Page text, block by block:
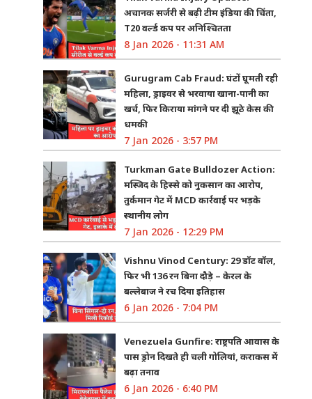
अचानक सर्जरी से बढ़ी टीम इंडिया की चिंता,
T20 वर्ल्ड कप पर अनिश्चितता
8 Jan 2026 - 11:31 AM
Gurugram Cab Fraud: घंटों घूमती रही
महिला, ड्राइवर से भरवाया खाना-पानी का
खर्च, फिर किराया मांगने पर दी झूठे केस की
धमकी
7 Jan 2026 - 3:57 PM
Turkman Gate Bulldozer Action:
मस्जिद के हिस्से को नुकसान का आरोप,
तुर्कमान गेट में MCD कार्रवाई पर भड़के
स्थानीय लोग
7 Jan 2026 - 12:29 PM
Vishnu Vinod Century: 29 डॉट बॉल,
फिर भी 136 रन बिना दौड़े – केरल के
बल्लेबाज ने रच दिया इतिहास
6 Jan 2026 - 7:04 PM
Venezuela Gunfire: राष्ट्रपति आवास के
पास ड्रोन दिखते ही चली गोलियां, कराकस में
बढ़ा तनाव
6 Jan 2026 - 6:40 PM